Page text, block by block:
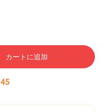
カートに追加
45